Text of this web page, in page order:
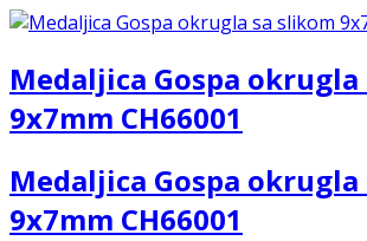
Medaljica Gospa
9x7mm CH66001
Medaljica Gospa
9x7mm CH66001